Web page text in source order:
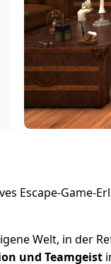
Escape-Game-
Welt, in der
und Teamgeist